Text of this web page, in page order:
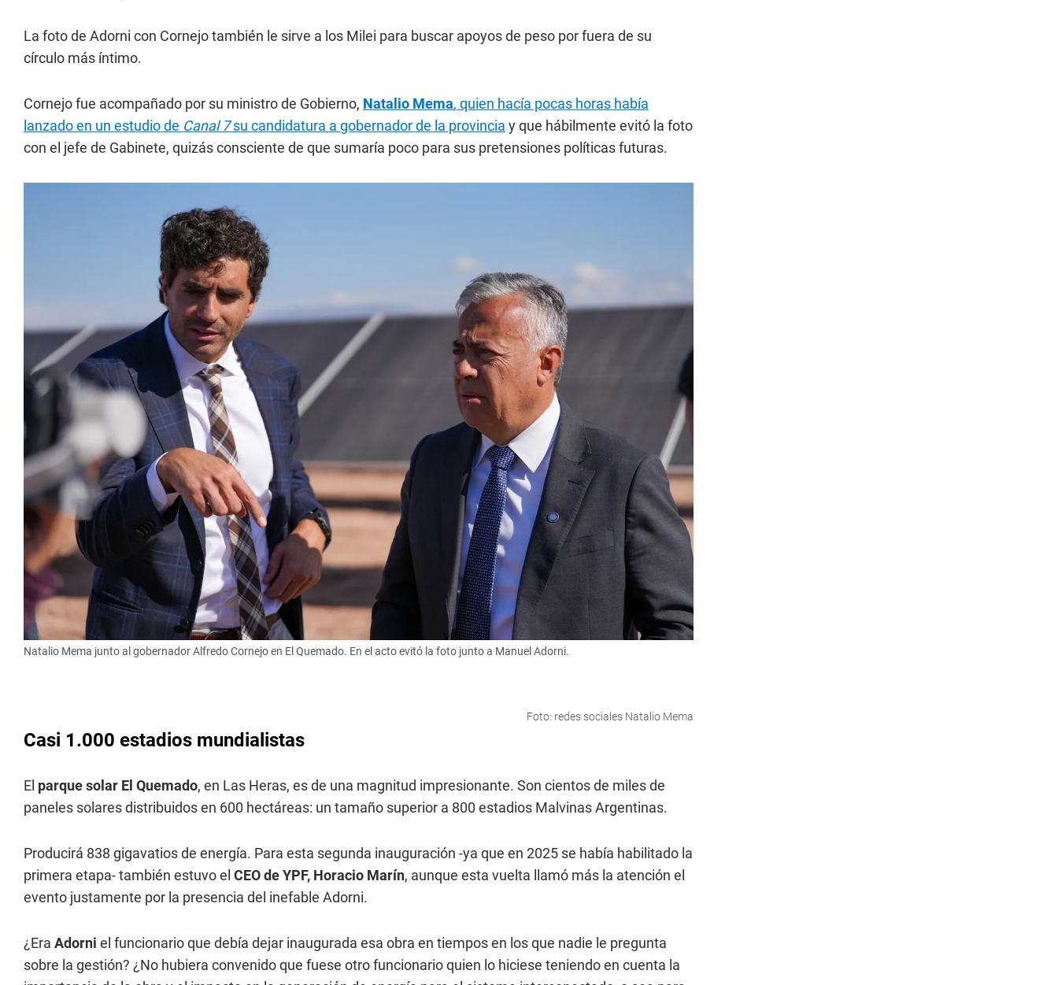
La foto de Adorni con Cornejo también le sirve a los Milei para buscar apoyos de peso por fuera de su
círculo más íntimo.
Cornejo fue acompañado por su ministro de Gobierno, Natalio Mema, quien hacía pocas horas había
lanzado en un estudio de Canal 7su candidatura a gobernador de la provincia y que hábilmente evitó la foto
con el jefe de Gabinete, quizás consciente de que sumaría poco para sus pretensiones políticas futuras.
Natalio Mema junto al gobernador Alfredo Cornejo en El Quemado. En el acto evitó la foto junto a Manuel Adorni.
Foto: redes sociales Natalio Mema
Casi 1.000 estadios mundialistas
El parque solar El Quemado, en Las Heras, es de una magnitud impresionante. Son cientos de miles de
paneles solares distribuidos en 600 hectáreas: un tamaño superior a 800 estadios Malvinas Argentinas.
Producirá 838 gigavatios de energía. Para esta segunda inauguración -ya que en 2025 se había habilitado la
primera etapa- también estuvo el CEO de YPF, Horacio Marín, aunque esta vuelta llamó más la atención el
evento justamente por la presencia del inefable Adorni.
¿Era Adorni el funcionario que debía dejar inaugurada esa obra en tiempos en los que nadie le pregunta
sobre la gestión? ¿No hubiera convenido que fuese otro funcionario quien lo hiciese teniendo en cuenta la